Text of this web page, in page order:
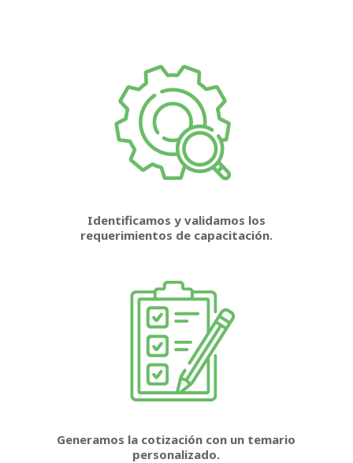
Identificamos y validamos los
requerimientos de capacitación.
Generamos la cotización con un temario
personalizado.